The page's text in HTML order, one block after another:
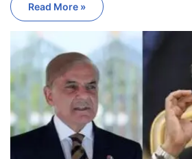
Read More »